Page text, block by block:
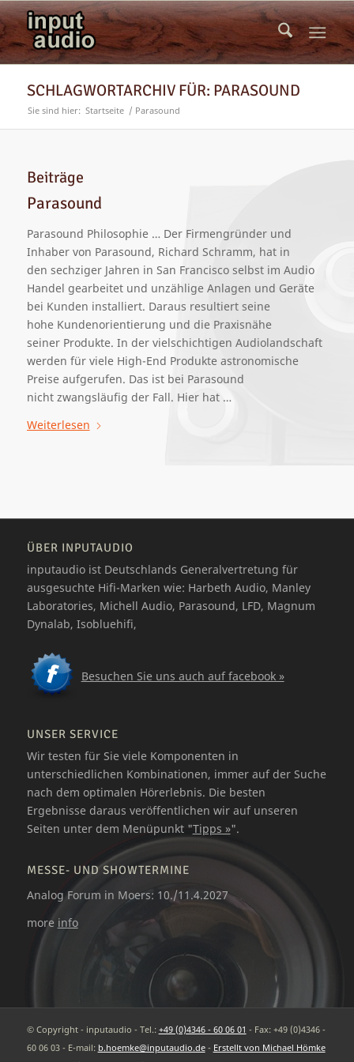
SCHLAGWORTARCHIV FÜR: PARASOUND
Sie sind hier: Startseite / Parasound
Beiträge
Parasound
Parasound Philosophie … Der Firmengründer und
Inhaber von Parasound, Richard Schramm, hat in
den sechziger Jahren in San Francisco selbst im Audio
Handel gearbeitet und unzählige Anlagen und Geräte
bei Kunden installiert. Daraus resultiert seine
hohe Kundenorientierung und die Praxisnähe
seiner Produkte. In der vielschichtigen Audiolandschaft
werden für viele High-End Produkte astronomische
Preise aufgerufen. Das ist bei Parasound
nicht zwangsläufig der Fall. Hier hat …
Weiterlesen
ÜBER INPUTAUDIO
inputaudio ist Deutschlands Generalvertretung für
ausgesuchte Hifi-Marken wie: Harbeth Audio, Manley
Laboratories, Michell Audio, Parasound, LFD, Magnum
Dynalab, Isobluehifi,
Besuchen Sie uns auch auf facebook »
UNSER SERVICE
Wir testen für Sie viele Komponenten in
unterschiedlichen Kombinationen, immer auf der Suche
nach dem optimalen Hörerlebnis. Die besten
Ergebnisse daraus veröffentlichen wir auf unseren
Seiten unter dem Menüpunkt "Tipps »".
MESSE- UND SHOWTERMINE
Analog Forum in Moers: 10./11.4.2027
more info
© Copyright - inputaudio - Tel.: +49 (0)4346 - 60 06 01 - Fax: +49 (0)4346 -
60 06 03 - E-mail: b.hoemke@inputaudio.de- Erstellt von Michael Hömke